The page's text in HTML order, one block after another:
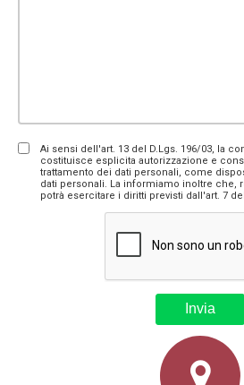
Ai sensi dell'art. 13 del D.Lgs. 196/03, la
costituisce esplicita autorizzazione e
trattamento dei dati personali, come
dati personali. La informiamo inoltre che,
potrà esercitare i diritti previsti dall'art. 7